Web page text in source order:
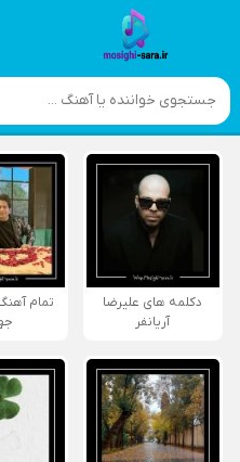
دکلمه های علیرضا
آریانفر
تمام